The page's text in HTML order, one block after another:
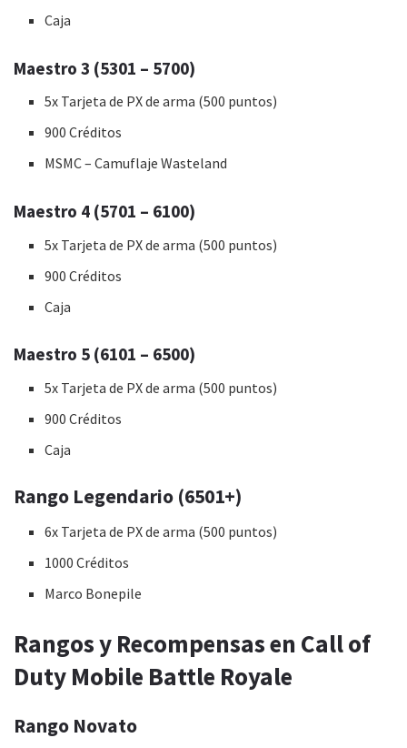
Caja
Maestro 3 (5301 – 5700)
5x Tarjeta de PX de arma (500 puntos)
900 Créditos
MSMC – Camuflaje Wasteland
Maestro 4 (5701 – 6100)
5x Tarjeta de PX de arma (500 puntos)
900 Créditos
Caja
Maestro 5 (6101 – 6500)
5x Tarjeta de PX de arma (500 puntos)
900 Créditos
Caja
Rango Legendario (6501+)
6x Tarjeta de PX de arma (500 puntos)
1000 Créditos
Marco Bonepile
Rangos y Recompensas en Call of
Duty Mobile Battle Royale
Rango Novato